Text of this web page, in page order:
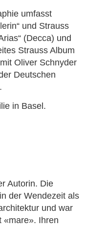
umfasst
und Strauss
(Decca) und
Strauss Album
Oliver Schnyder
Deutschen
in Basel.
Autorin. Die
der Wendezeit als
und war
«mare». Ihren